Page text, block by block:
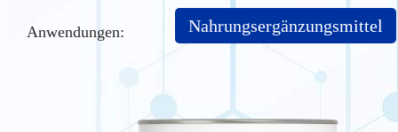
Anwendungen: Nahrungsergänzungsmittel